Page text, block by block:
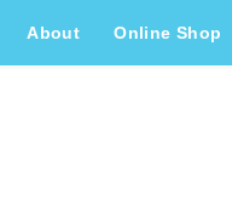
About Online Shop